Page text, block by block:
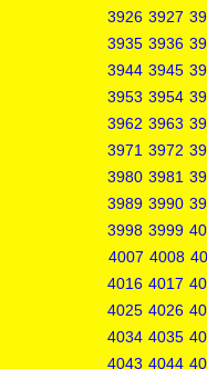
3926 3927
3935 3936
3944 3945
3953 3954
3962 3963
3971 3972
3980 3981
3989 3990
3998 3999
4007 4008
4016 4017
4025 4026
4034 4035
4043 4044